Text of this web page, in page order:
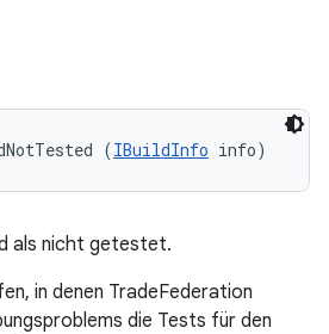
(IBuildInfo info)
als nicht getestet.
in denen TradeFederation
die Tests für den